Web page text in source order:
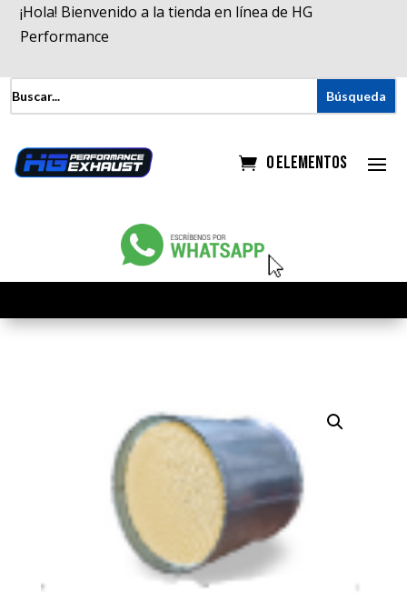
¡Hola! Bienvenido a la tienda en línea de HG
Performance
0 elementos